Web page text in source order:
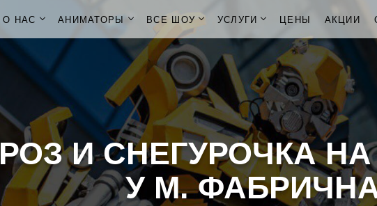
О НАС АНИМАТОРЫ ВСЕ ШОУ УСЛУГИ ЦЕНЫ АКЦИИ
И СНЕГУРОЧКА
У М.